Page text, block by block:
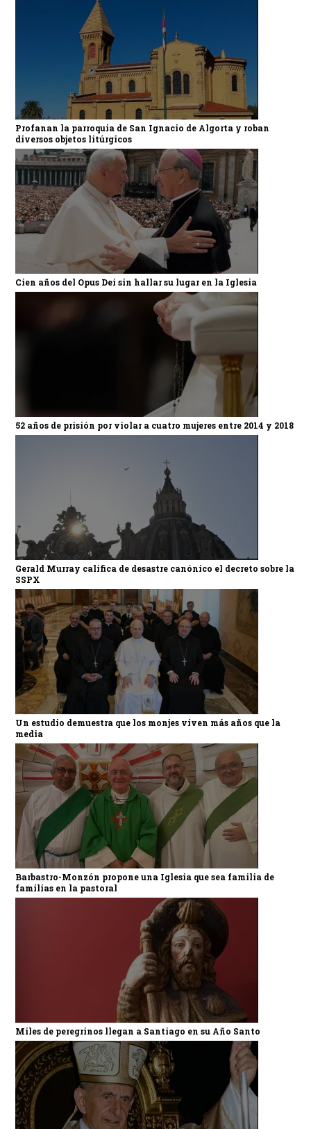
Profanan la parroquia de San Ignacio de Algorta y roban
diversos objetos litúrgicos
Cien años del Opus Dei sin hallar su lugar en la Iglesia
52 años de prisión por violar a cuatro mujeres entre 2014 y 2018
Gerald Murray califica de desastre canónico el decreto sobre la
SSPX
Un estudio demuestra que los monjes viven más años que la
media
Barbastro-Monzón propone una Iglesia que sea familia de
familias en la pastoral
Miles de peregrinos llegan a Santiago en su Año Santo